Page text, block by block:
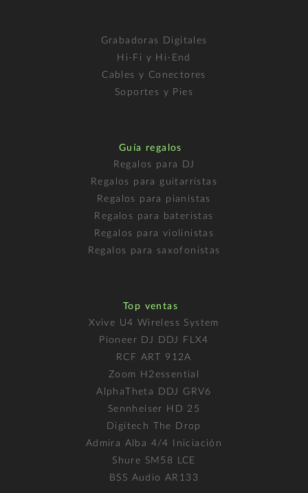
Grabadoras Digitales
Hi-Fi y Hi-End
Cables y Conectores
Soportes y Pies
Guía regalos
Regalos para DJ
Regalos para guitarristas
Regalos para pianistas
Regalos para bateristas
Regalos para violinistas
Regalos para saxofonistas
Top ventas
Xvive U4 Wireless System
Pioneer DJ DDJ FLX4
RCF ART 912A
Zoom H2essential
AlphaTheta DDJ GRV6
Sennheiser HD 25
Digitech The Drop
Admira Alba 4/4 Iniciación
Shure SM58 LCE
BSS Audio AR133